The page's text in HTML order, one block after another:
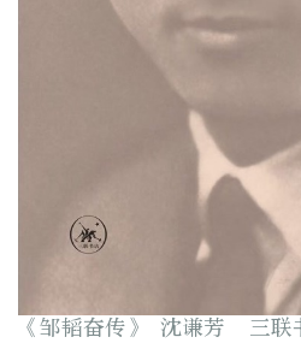
《邹韬奋传》 沈谦芳 三联